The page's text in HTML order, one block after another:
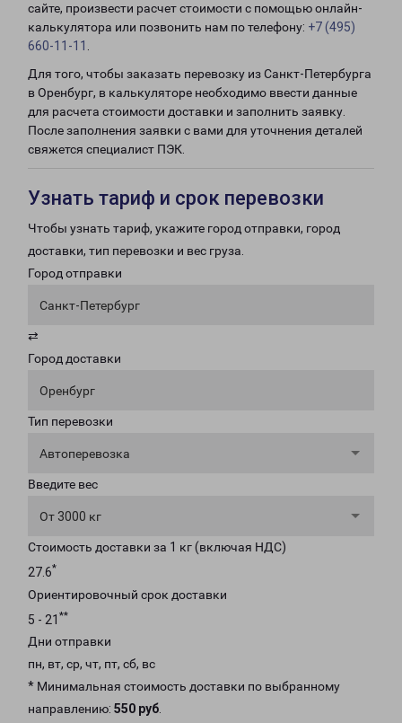
сайте, произвести расчет стоимости с помощью онлайн-
калькулятора или позвонить нам по телефону: +7 (495)
660-11-11
Для того, чтобы заказать перевозку из Санкт-Петербурга
в Оренбург, в калькуляторе необходимо ввести данные
для расчета стоимости доставки и заполнить заявку.
После заполнения заявки с вами для уточнения деталей
свяжется специалист ПЭК.
Узнать тариф и срок перевозки
Чтобы узнать тариф, укажите город отправки, город
доставки, тип перевозки и вес груза.
Город отправки
Санкт-Петербург
⇄
Город доставки
Оренбург
Тип перевозки
Автоперевозка
Введите вес
От 3000 кг
Стоимость доставки за 1 кг (включая НДС)
27.6*
Ориентировочный срок доставки
5 - 21 **
Дни отправки
пн, вт, ср, чт, пт, сб, вс
* Минимальная стоимость доставки по выбранному
направлению: 550 руб.